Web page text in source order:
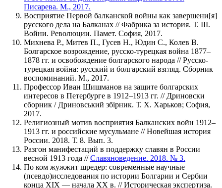
Писарева. М., 2017.
Восприятие Первой балканской войны как завершени[я]
русского дела на Балканах // Фабрика за история. Т. III.
Войни. Революции. Памет. София, 2017.
Михнева Р., Митев П., Гусев Н., Юдин С., Колев В.
Болгарское возрождение, русско-турецкая война 1877–
1878 гг. и освобождение болгарского народа // Русско-
турецкая война: русский и болгарский взгляд. Сборник
воспоминаний. М., 2017.
Профессор Иван Шишманов на защите болгарских
интересов в Петербурге в 1912–1913 гг. // Дриновски
сборник / Дриновський збiрник. Т. Х. Харьков; София,
2017.
Религиозный мотив восприятия Балканских войн 1912–
1913 гг. и российские мусульмане // Новейшая история
России. 2018. Т. 8. Вып. 3.
Разгон манифестаций в поддержку славян в России
весной 1913 года //Славяноведение. 2018. № 3.
По ком жужжит шредер: современные научные
(псевдо)исследования по истории Болгарии и Сербии
конца XIX — начала ХХ в. // Историческая экспертиза.